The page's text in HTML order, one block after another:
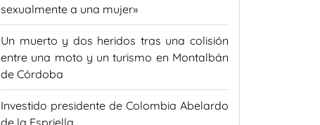
sexualmente a una mujer»
Un muerto y dos heridos tras una colisión
entre una moto y un turismo en Montalbán
de Córdoba
Investido presidente de Colombia Abelardo
de la Espriella